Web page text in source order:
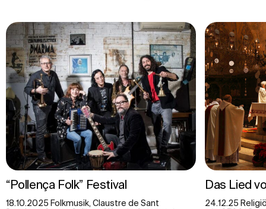
“Pollença Folk” Festival
18.10.2025 Folkmusik, Claustre de Sant
Das Lied
24.12.25